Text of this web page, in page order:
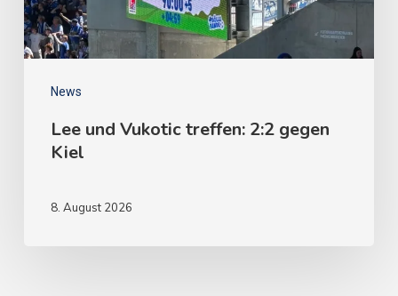
News
Lee und Vukotic treffen: 2:2 gegen
Kiel
8. August 2026